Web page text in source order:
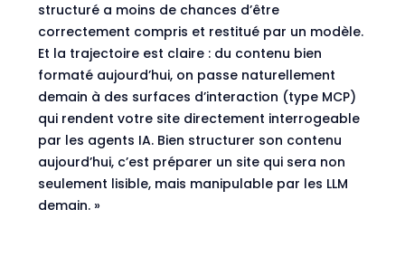
structuré a moins de chances d’être
correctement compris et restitué par un modèle.
Et la trajectoire est claire : du contenu bien
formaté aujourd’hui, on passe naturellement
demain à des surfaces d’interaction (type MCP)
qui rendent votre site directement interrogeable
par les agents IA. Bien structurer son contenu
aujourd’hui, c’est préparer un site qui sera non
seulement lisible, mais manipulable par les LLM
demain. »